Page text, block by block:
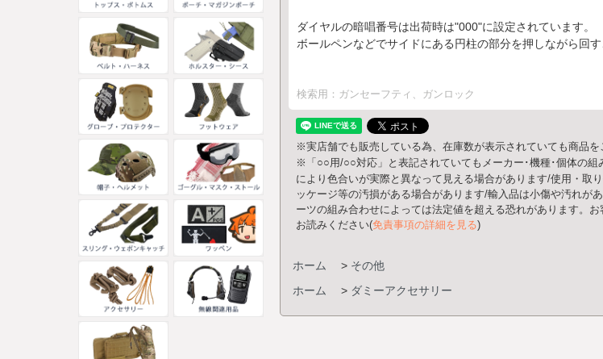
ダイヤルの暗唱番号は出荷時は"000"に設定されています。
ボールペンなどでサイドにある円柱の部分を押しながら回
検索用：ガンセーフティ、ガンロック
※実店舗でも販売している為、在庫数が表示されていても商品
※「○○用/○○対応」と表記されていてもメーカー･機種･個体の組
により色合いが実際と異なって見える場合があります/使用・取
ッケージ等の汚損がある場合があります/輸入品は小傷や汚れが
ーツの組み合わせによっては法定値を超える恐れがあります。
お読みください(免責事項の詳細を見る)
ホーム > その他
ホーム
> ダミーアクセサリー